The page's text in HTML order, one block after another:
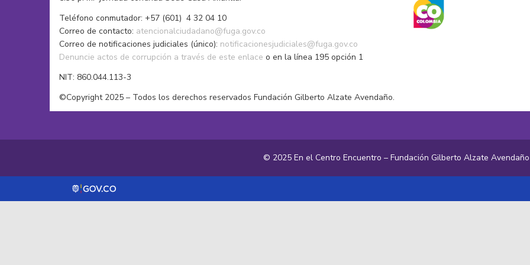
Teléfono conmutador: +57 (601) 4 32 04 10
Correo de contacto: atencionalciudadano@fuga.gov.co
Correo de notificaciones judiciales (único): notificacionesjudiciales@fuga.gov.co
Denuncie actos de corrupción a través de este enlace o en la línea 195 opción 1
NIT: 860.044.113-3
©Copyright 2025 – Todos los derechos reservados Fundación Gilberto Alzate Avendaño.
© 2025 En el Centro Encuentro – Fundación Gilberto Alzate